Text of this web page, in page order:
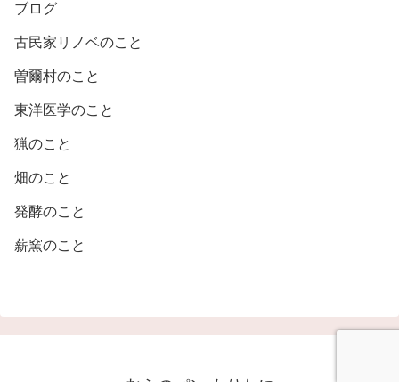
ブログ
古民家リノベのこと
曽爾村のこと
東洋医学のこと
猟のこと
畑のこと
発酵のこと
薪窯のこと